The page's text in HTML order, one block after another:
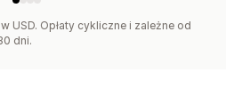
USD. Opłaty cykliczne i zależne od
dni.